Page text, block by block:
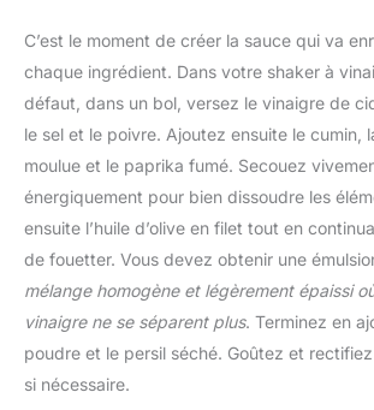
C’est le moment de créer la sauce qui va
chaque ingrédient. Dans votre shaker à
défaut, dans un bol, versez le vinaigre de
le sel et le poivre. Ajoutez ensuite le cumin,
moulue et le paprika fumé. Secouez
énergiquement pour bien dissoudre les
ensuite l’huile d’olive en filet tout en
de fouetter. Vous devez obtenir une
mélange homogène et légèrement épaissi
vinaigre ne se séparent plus. Terminez en
poudre et le persil séché. Goûtez et rectifiez
si nécessaire.